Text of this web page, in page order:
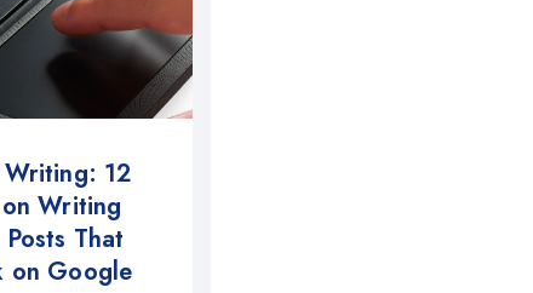
Writing: 12
Writing
That
on Google